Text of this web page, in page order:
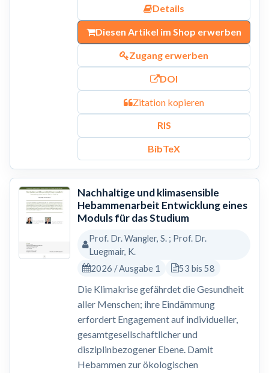
Details
Diesen Artikel im Shop erwerben
Zugang erwerben
DOI
Zitation kopieren
RIS
BibTeX
Nachhaltige und klimasensible
Hebammenarbeit Entwicklung eines
Moduls für das Studium
Prof. Dr. Wangler, S. ; Prof. Dr.
Luegmair, K.
2026 / Ausgabe 1
53 bis 58
Die Klimakrise gefährdet die Gesundheit
aller Menschen; ihre Eindämmung
erfordert Engagement auf individueller,
gesamtgesellschaftlicher und
disziplinbezogener Ebene. Damit
Hebammen zur ökologischen